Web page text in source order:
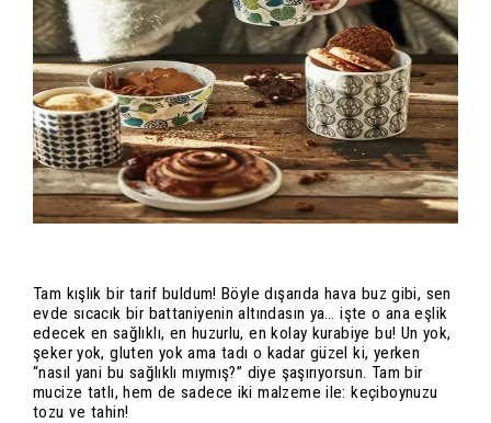
Tam kışlık bir tarif buldum! Böyle dışarıda hava buz gibi, sen
evde sıcacık bir battaniyenin altındasın ya… işte o ana eşlik
edecek en sağlıklı, en huzurlu, en kolay kurabiye bu! Un yok,
şeker yok, gluten yok ama tadı o kadar güzel ki, yerken
“nasıl yani bu sağlıklı mıymış?” diye şaşırıyorsun. Tam bir
mucize tatlı, hem de sadece iki malzeme ile: keçiboynuzu
tozu ve tahin!